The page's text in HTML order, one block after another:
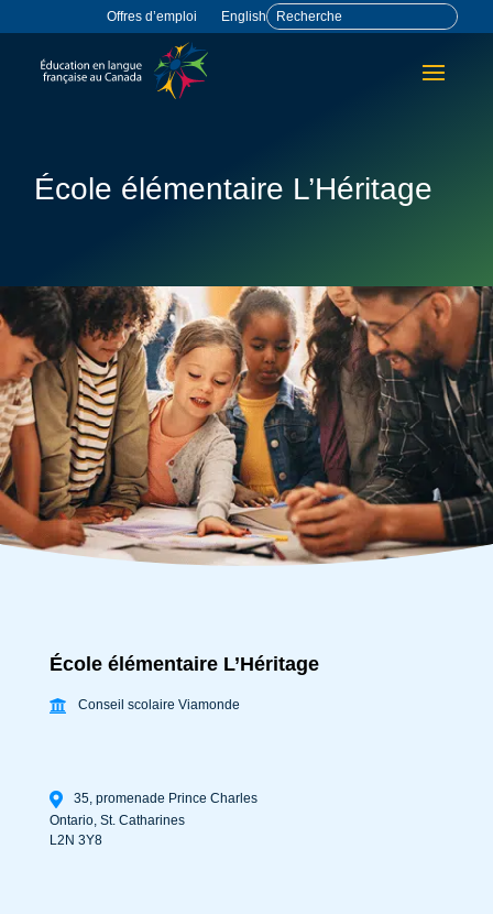
Offres d’emploi English
École élémentaire L’Héritage
École élémentaire L’Héritage
Conseil scolaire Viamonde
35, promenade Prince Charles
Ontario, St. Catharines
L2N 3Y8